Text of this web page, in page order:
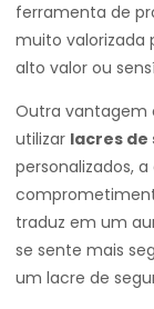
ferramenta de
muito valorizada
alto valor ou
Outra vantagem
utilizar lacres de
personalizados,
traduz em um
se sente mais
um lacre de